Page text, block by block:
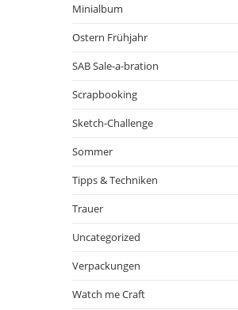
Minialbum
Ostern Frühjahr
SAB Sale-a-bration
Scrapbooking
Sketch-Challenge
Sommer
Tipps & Techniken
Trauer
Uncategorized
Verpackungen
Watch me Craft